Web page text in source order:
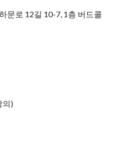
문로 12길 10-7, 1층 버드콜
의)